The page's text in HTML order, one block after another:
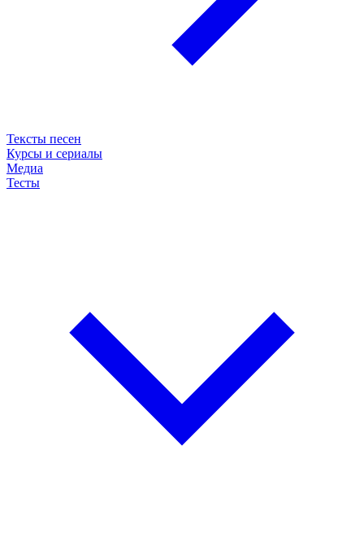
Тексты песен
Курсы и сериалы
Медиа
Тесты